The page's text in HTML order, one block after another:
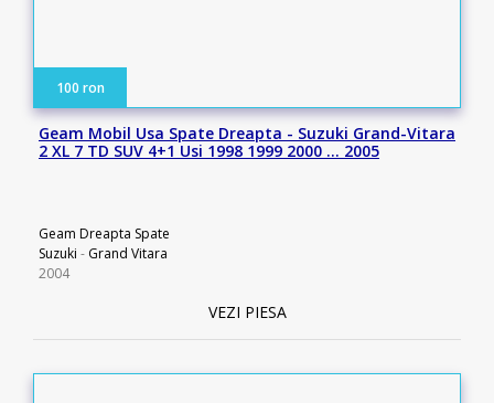
100 ron
Geam Mobil Usa Spate Dreapta - Suzuki Grand-Vitara
2 XL 7 TD SUV 4+1 Usi 1998 1999 2000 … 2005
Geam Dreapta Spate
Suzuki - Grand Vitara
2004
VEZI PIESA